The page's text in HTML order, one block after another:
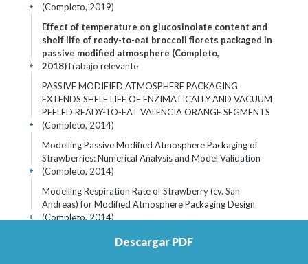
(Completo, 2019)
+
Effect of temperature on glucosinolate content and
shelf life of ready-to-eat broccoli florets packaged in
passive modified atmosphere (Completo,
2018)Trabajo relevante
+
PASSIVE MODIFIED ATMOSPHERE PACKAGING
EXTENDS SHELF LIFE OF ENZIMATICALLY AND VACUUM
PEELED READY-TO-EAT VALENCIA ORANGE SEGMENTS
(Completo, 2014)
+
Modelling Passive Modified Atmosphere Packaging of
Strawberries: Numerical Analysis and Model Validation
(Completo, 2014)
+
Modelling Respiration Rate of Strawberry (cv. San
Andreas) for Modified Atmosphere Packaging Design
(Completo, 2014)
+
Efecto de la incorporación de transglutaminasa
microbiana en las propiedades sensoriales de
Descargar PDF